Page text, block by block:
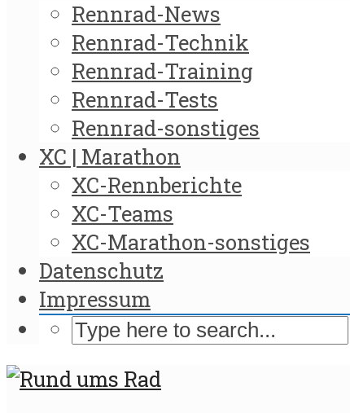
Rennrad-News
Rennrad-Technik
Rennrad-Training
Rennrad-Tests
Rennrad-sonstiges
XC | Marathon
XC-Rennberichte
XC-Teams
XC-Marathon-sonstiges
Datenschutz
Impressum